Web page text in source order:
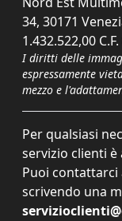
34, 30171
1.432.522,00
I diritti delle
espressamente
mezzo e
Per qualsiasi
servizio clienti
Puoi contattarci
scrivendo una